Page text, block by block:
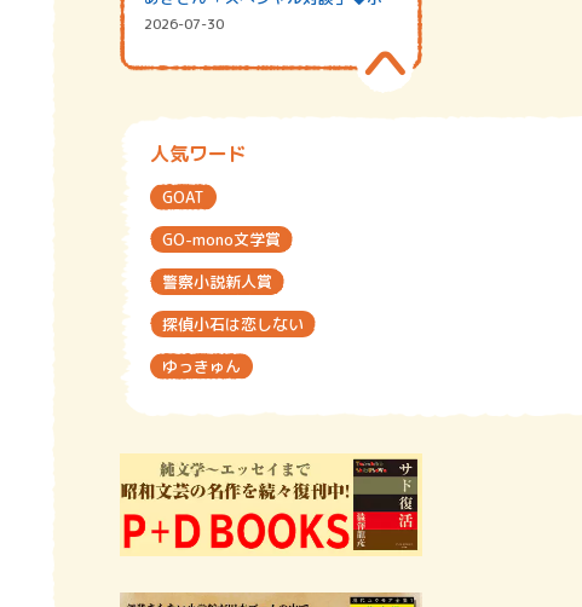
ドキャスト…
2026-07-30
人気ワード
GOAT
GO-mono文学賞
警察小説新人賞
探偵小石は恋しない
ゆっきゅん